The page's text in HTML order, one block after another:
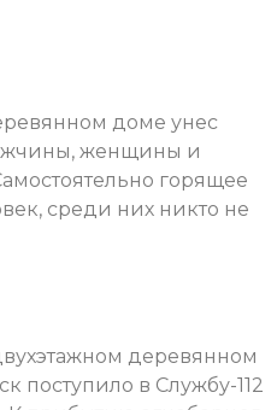
доме унес
женщины и
горящее
среди них никто не
деревянном
поступило в Службу-112